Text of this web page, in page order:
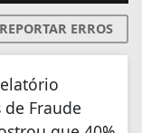
REPORTAR ERROS
Fraude